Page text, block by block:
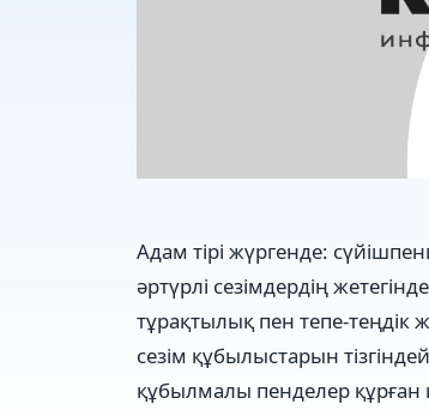
Адам тірі жүргенде:
әртүрлі сезімдердің
тұрақтылық пен тепе-теңдік
сезім құбылыстарын
құбылмалы пенделер